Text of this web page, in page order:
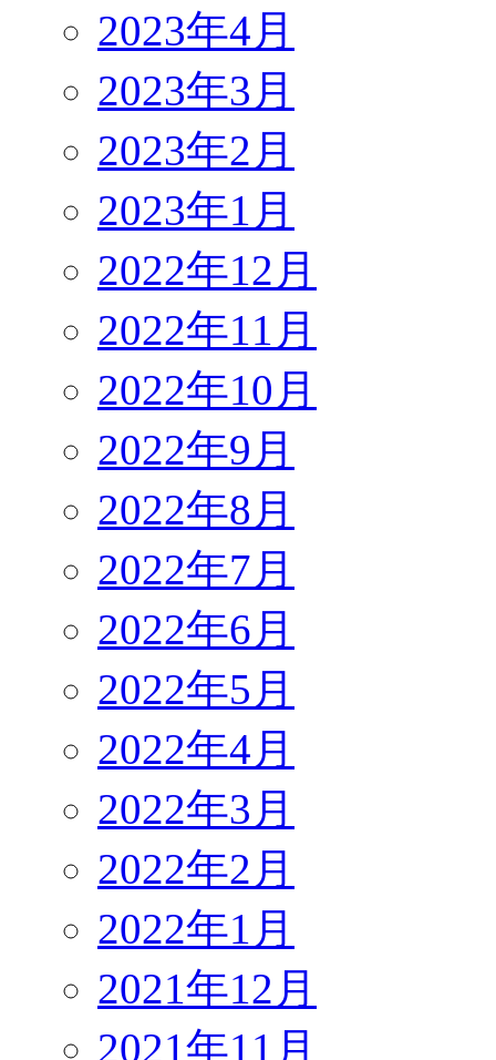
2023年4月
2023年3月
2023年2月
2023年1月
2022年12月
2022年11月
2022年10月
2022年9月
2022年8月
2022年7月
2022年6月
2022年5月
2022年4月
2022年3月
2022年2月
2022年1月
2021年12月
2021年11月